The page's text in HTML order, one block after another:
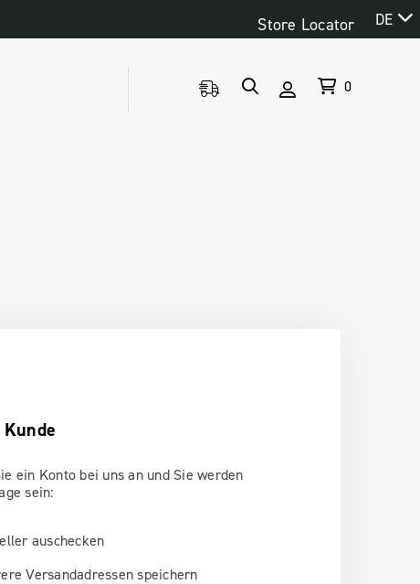
Store Locator DE
0
ein Konto bei uns an und Sie werden
sein:
auschecken
Versandadressen speichern